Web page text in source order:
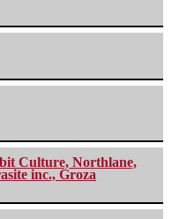
Culture, Northlane,
inc., Groza